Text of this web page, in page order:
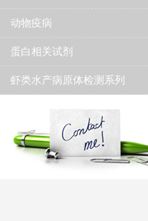
动物疫病
蛋白相关试剂
虾类水产病原体检测系列